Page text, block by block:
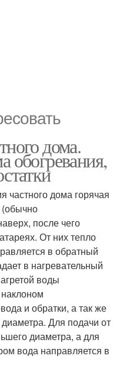
дома.
обогревания,
частного дома горячая
(обычно
после чего
От них тепло
в обратный
в нагревательный
воды
и обратки, а так же
Для подачи от
диаметра, а для
вода направляется в